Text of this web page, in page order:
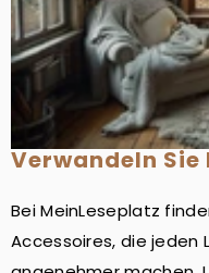
Verwandeln Sie
Bei MeinLeseplatz
Accessoires, die jeden